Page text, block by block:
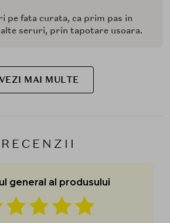
pe fata curata, ca prim pas in
seruri, prin tapotare usoara.
MAI MULTE
RECENZII
general al produsului